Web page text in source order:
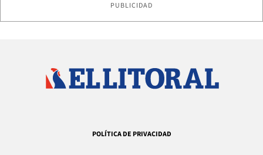
PUBLICIDAD
POLÍTICA DE PRIVACIDAD